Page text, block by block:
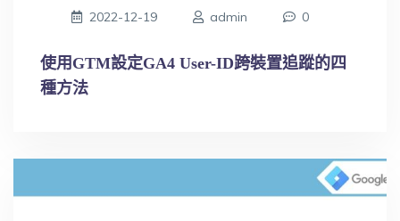
2022-12-19 admin 0
使用GTM設定GA4 User-ID跨裝置追蹤的四
種方法